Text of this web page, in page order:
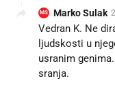
MS Marko Sulak
Vedran K. Ne
ljudskosti u
usranim
sranja.